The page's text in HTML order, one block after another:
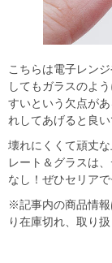
こちらは電子レン
してもガラスのよ
すいという欠点が
れしてあげると良い
壊れにくくて頑丈
レート＆グラスは
なし！ぜひセリア
※記事内の商品情報
り在庫切れ、取り